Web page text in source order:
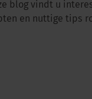
blog vindt u
en nuttige tips